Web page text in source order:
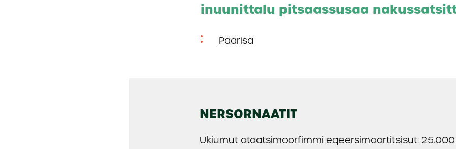
inuunittalu pitsaassusaa
Paarisa
NERSORNAATIT
Ukiumut ataatsimoorfimmi eqeersimaartitsisut: 25.000